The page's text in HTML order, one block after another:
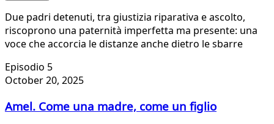
Due padri detenuti, tra giustizia riparativa e ascolto,
riscoprono una paternità imperfetta ma presente: una
voce che accorcia le distanze anche dietro le sbarre
Episodio 5
October 20, 2025
Amel. Come una madre, come un figlio